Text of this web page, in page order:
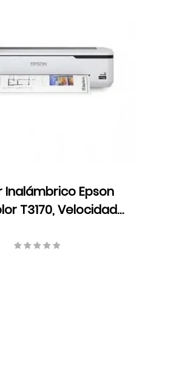
Inalámbrico Epson
T3170, Velocidad
2400 x 1200 dpi,